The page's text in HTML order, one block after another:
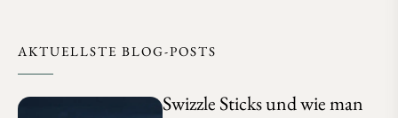
AKTUELLSTE BLOG-POSTS
Swizzle Sticks und wie man